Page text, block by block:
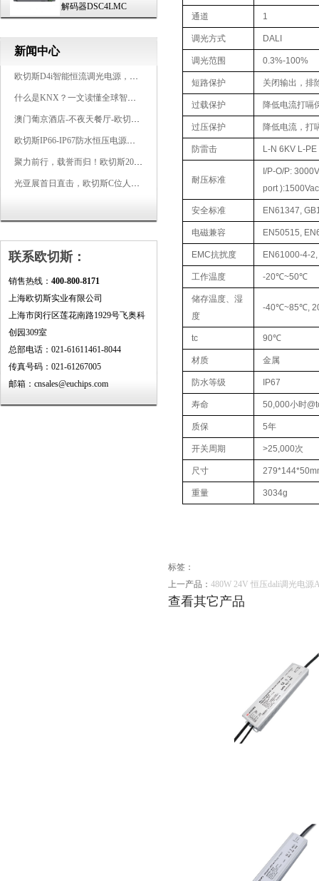
解码器DSC4LMC
新闻中心
欧切斯D4i智能恒流调光电源，引领未来照明生态
什么是KNX？一文读懂全球智能建筑控制标准
澳门葡京酒店-不夜天餐厅-欧切斯KNX智能控制系统打造高端智慧空间
欧切斯IP66-IP67防水恒压电源，无惧风雨，智稳如一
聚力前行，载誉而归！欧切斯2026光亚展完美收官
光亚展首日直击，欧切斯C位人气爆棚-双奖加冕，实力再出圈
联系欧切斯：
销售热线： 400-800-8171
上海欧切斯实业有限公司
上海市闵行区莲花南路1929号飞奥科
创园309室
总部电话：021-61611461-8044
传真号码：021-61267005
邮箱：cnsales@euchips.com
通道 1
调光方式 DALI
调光范围 0.3%-100%
短路保护 关闭输出，排
过载保护 降低电流打嗝
过压保护 降低电流，打
防雷击 L-N 6KV L-
耐压标准
I/P-O/P:
port
安全标准 EN61347,
电磁兼容 EN50515,
EMC抗扰度 EN61000-4-
工作温度 -20℃~50℃
储存温度、湿
度
-40℃~85℃,
tc 90℃
材质 金属
防水等级 IP67
寿命 50,000小时
质保 5年
开关周期 >25,000次
尺寸
重量 3034g
标签：
上一产品： 480W 24V 恒压dali调光电源
查看其它产品